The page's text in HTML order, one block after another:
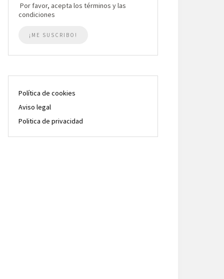
Por favor, acepta los términos y las
condiciones
Política de cookies
Aviso legal
Politica de privacidad